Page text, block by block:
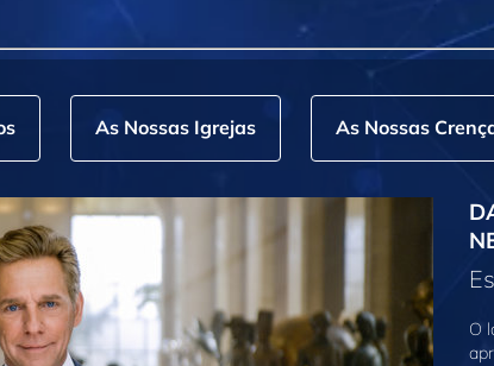
As Nossas Igrejas As Nossas
O